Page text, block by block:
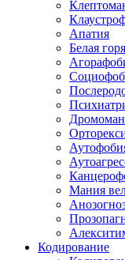
Апатия
Белая
Мания
Кодирование